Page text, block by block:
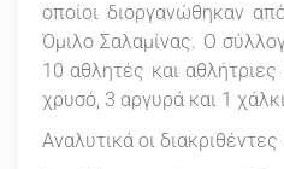
οποίοι διοργανώθηκαν
Όμιλο Σαλαμίνας. Ο
10 αθλητές και
χρυσό, 3 αργυρά και 1
Αναλυτικά οι